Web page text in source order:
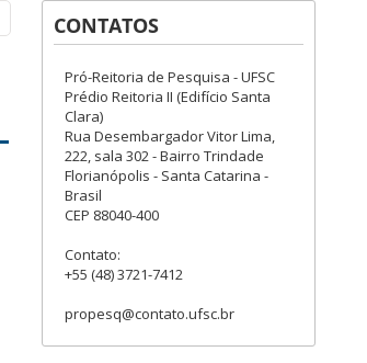
CONTATOS
Pró-Reitoria de Pesquisa - UFSC
Prédio Reitoria II (Edifício Santa
Clara)
Rua Desembargador Vitor Lima,
222, sala 302 - Bairro Trindade
Florianópolis - Santa Catarina -
Brasil
CEP 88040-400
Contato:
+55 (48) 3721-7412
propesq@contato.ufsc.br